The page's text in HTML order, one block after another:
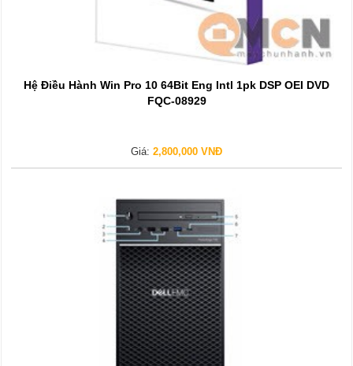
Hệ Điều Hành Win Pro 10 64Bit Eng Intl 1pk DSP OEI DVD
FQC-08929
Giá: 2,800,000 VNĐ